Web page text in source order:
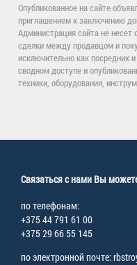
Опубликованное на сайте
приглашением к заключению
Администрация сайта не несет
сделки между продавцом и
исключительно как посредник
сводном доступе и
техники, оборудования,
Связаться с нами Вы
по телефонам:
+375 44 791 61 00
+375 29 66 55 145
по электронной почте: